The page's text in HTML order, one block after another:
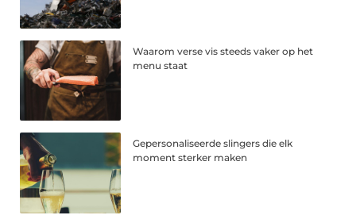
Waarom verse vis steeds vaker op het
menu staat
Gepersonaliseerde slingers die elk
moment sterker maken